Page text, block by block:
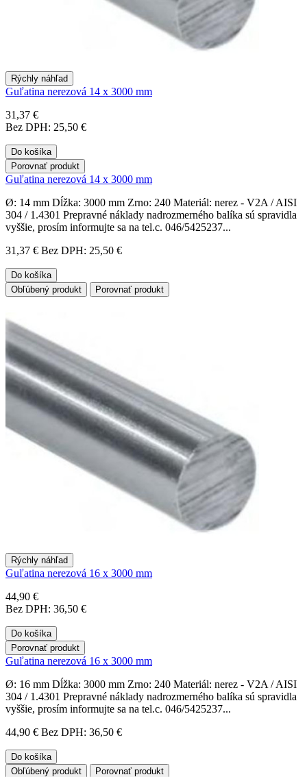
Rýchly náhľad
Guľatina nerezová 14 x 3000 mm
31,37 €
Bez DPH: 25,50 €
Do košíka
Porovnať produkt
Guľatina nerezová 14 x 3000 mm
Ø: 14 mm Dĺžka: 3000 mm Zrno: 240 Materiál: nerez - V2A / AISI
304 / 1.4301 Prepravné náklady nadrozmerného balíka sú spravidla
vyššie, prosím informujte sa na tel.c. 046/5425237...
31,37 € Bez DPH: 25,50 €
Do košíka
Obľúbený produkt
Porovnať produkt
Rýchly náhľad
Guľatina nerezová 16 x 3000 mm
44,90 €
Bez DPH: 36,50 €
Do košíka
Porovnať produkt
Guľatina nerezová 16 x 3000 mm
Ø: 16 mm Dĺžka: 3000 mm Zrno: 240 Materiál: nerez - V2A / AISI
304 / 1.4301 Prepravné náklady nadrozmerného balíka sú spravidla
vyššie, prosím informujte sa na tel.c. 046/5425237...
44,90 € Bez DPH: 36,50 €
Do košíka
Obľúbený produkt
Porovnať produkt